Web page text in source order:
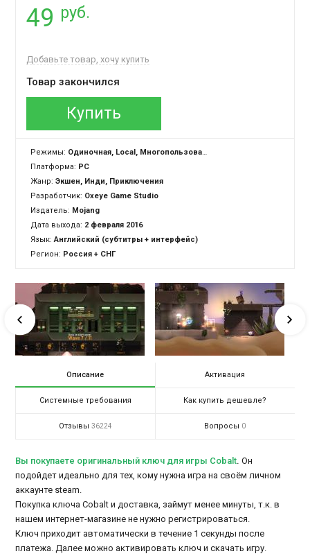
49 руб.
Добавьте товар, хочу купить
Товар закончился
Купить
Режимы: Одиночная, Local, Многопользовательская
Платформа: PC
Жанр:Экшен, Инди, Приключения
Разработчик: Oxeye Game Studio
Издатель: Mojang
Дата выхода: 2 февраля 2016
Язык:Английский (субтитры + интерфейс)
Регион: Россия + СНГ
Описание Активация
Системные требования Как купить дешевле?
Отзывы 36224 Вопросы 0
Вы покупаете оригинальный ключ для игры Cobalt. Он
подойдет идеально для тех, кому нужна игра на своём личном
аккаунте steam.
Покупка ключа Cobalt и доставка, займут менее минуты, т.к. в
нашем интернет-магазине не нужно регистрироваться.
Ключ приходит автоматически в течение 1 секунды после
платежа. Далее можно активировать ключ и скачать игру.